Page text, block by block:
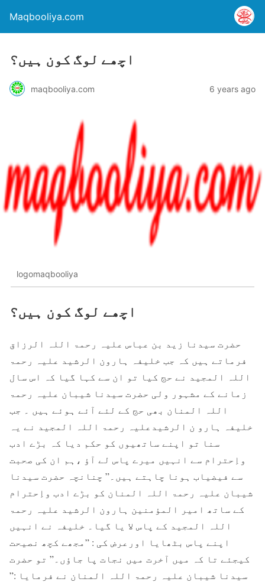
Maqbooliya.com
اچھے لوگ کون ہيں؟
maqbooliya.com 6 years ago
logomaqbooliya
اچھے لوگ کون ہيں؟
حضرت سیدنا زید بن عباس علیہ رحمۃ اللہ الرزاق
فرماتے ہیں کہ جب خلیفہ ہارون الرشید علیہ رحمۃ
اللہ المجید نے حج کیا تو ان سے کہا گیا کہ اس سال
زمانے کے مشہور ولی حضرت سیدنا شیبان علیہ رحمۃ
اللہ المنان بھی حج کے لئے آئے ہوئے ہیں ۔ جب
خلیفہ ہارو ن الرشیدعلیہ رحمۃ اللہ المجید نے یہ
سنا تو اپنے ساتھیوں کو حکم دیا کہ بڑے ادب
واِحترام سے انہیں میرے پاس لے آؤ ،ہم ان کی صحبت
سے فیضیاب ہونا چاہتے ہیں۔” چنانچہ حضرت سیدنا
شیبان علیہ رحمۃ اللہ المنان کو بڑے ادب واِحترام
کے ساتھ امیر المؤمنین ہارون الرشید علیہ رحمۃ
اللہ المجید کے پاس لا یا گیا۔ خلیفہ نے انہیں
اپنے پاس بٹھایا اورعرض کی : ”مجھے کچھ نصیحت
کیجئے تا کہ میں آخرت میں نجات پا جاؤں۔” تو حضرت
سیدنا شیبان علیہ رحمۃ اللہ المنان نے فرمایا :”